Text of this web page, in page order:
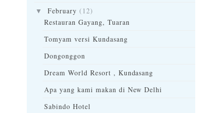
▼ February (12)
Restauran Gayang, Tuaran
Tomyam versi Kundasang
Dongonggon
Dream World Resort , Kundasang
Apa yang kami makan di New Delhi
Sabindo Hotel